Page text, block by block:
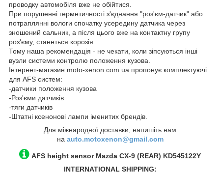
проводку автомобіля вже не обійтися.
При порушенні герметичності з'єднання "роз'єм-датчик" або
потраплянні вологи спочатку усередину датчика через
зношений сальник, а після цього вже на контактну групу
роз'єму, станеться корозія.
Тому наша рекомендація - не чекати, коли зіпсуються інші
вузли системи контролю положення кузова.
Інтернет-магазин moto-xenon.com.ua пропонує комплектуючі
для AFS систем:
-датчики положення кузова
-Роз'єми датчиків
-тяги датчиків
-Штатні ксенонові лампи іменитих брендів.
Для міжнародної доставки, напишіть нам
на auto.motoxenon@gmail.com
AFS height sensor Mazda CX-9 (REAR) KD545122Y
INTERNATIONAL SHIPPING: